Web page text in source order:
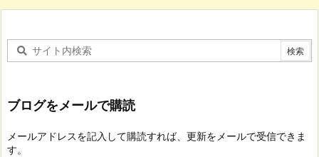
ブログをメールで購読
メールアドレスを記入して購読すれば、更新をメールで受信できま
す。